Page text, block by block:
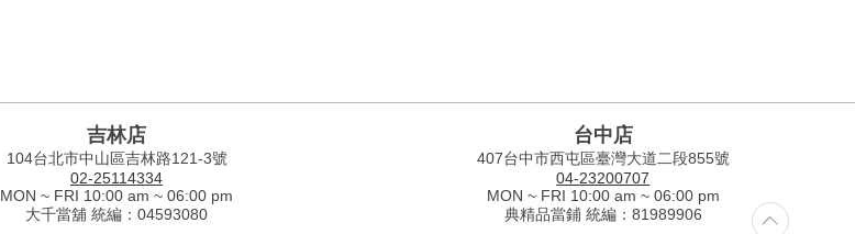
吉林店
104台北市中山區吉林路121-3號
02-25114334
MON ~ FRI 10:00 am ~ 06:00 pm
大千當舖 統編：04593080
台中店
407台中市西屯區臺灣大道二段855號
04-23200707
MON ~ FRI 10:00 am ~ 06:00 pm
典精品當鋪 統編：81989906